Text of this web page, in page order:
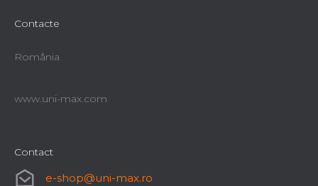
Contacte
România
www.uni-max.com
Contact
e-shop@uni-max.ro